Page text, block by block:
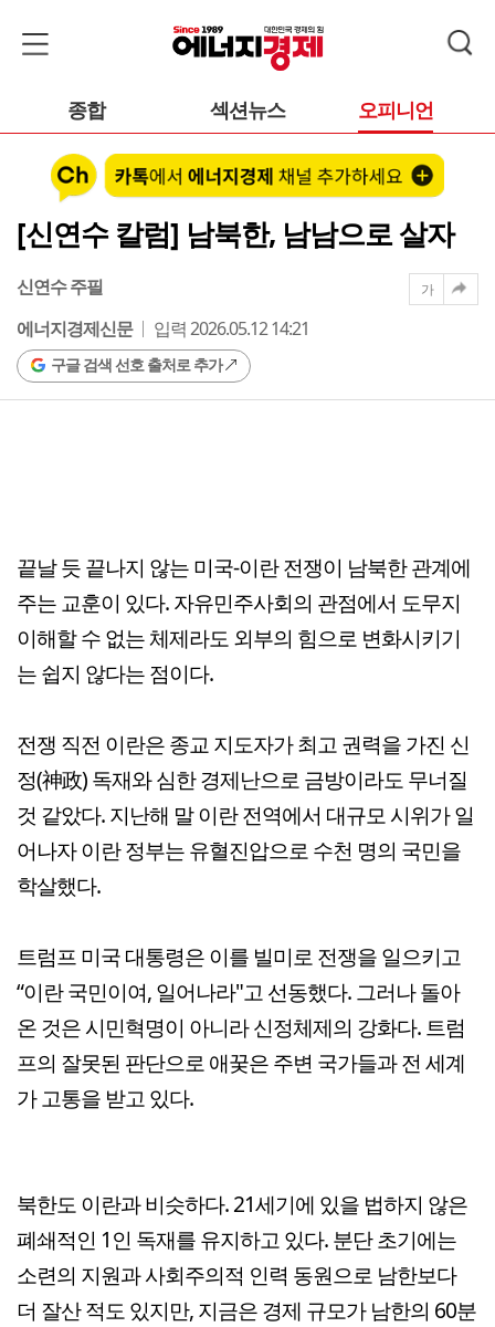
종합 섹션뉴스 오피니언
[신연수 칼럼] 남북한, 남남으로 살자
신연수 주필
에너지경제신문
입력 2026.05.12 14:21
구글 검색 선호 출처로 추가
가
끝날 듯 끝나지 않는 미국-이란 전쟁이 남북한 관계에
주는 교훈이 있다. 자유민주사회의 관점에서 도무지
이해할 수 없는 체제라도 외부의 힘으로 변화시키기
는 쉽지 않다는 점이다.
전쟁 직전 이란은 종교 지도자가 최고 권력을 가진 신
정(神政) 독재와 심한 경제난으로 금방이라도 무너질
것 같았다. 지난해 말 이란 전역에서 대규모 시위가 일
어나자 이란 정부는 유혈진압으로 수천 명의 국민을
학살했다.
트럼프 미국 대통령은 이를 빌미로 전쟁을 일으키고
“이란 국민이여, 일어나라"고 선동했다. 그러나 돌아
온 것은 시민혁명이 아니라 신정체제의 강화다. 트럼
프의 잘못된 판단으로 애꿎은 주변 국가들과 전 세계
가 고통을 받고 있다.
북한도 이란과 비슷하다. 21세기에 있을 법하지 않은
폐쇄적인 1인 독재를 유지하고 있다. 분단 초기에는
소련의 지원과 사회주의적 인력 동원으로 남한보다
더 잘산 적도 있지만, 지금은 경제 규모가 남한의 60분